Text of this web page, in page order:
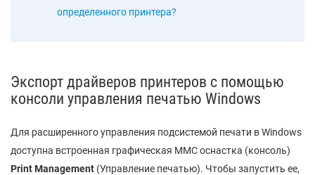
определенного принтера?
Экспорт драйверов принтеров с помощью
консоли управления печатью Windows
Для расширенного управления подсистемой печати в Windows
доступна встроенная графическая MMC оснастка (консоль)
Print Management (Управление печатью). Чтобы запустить ее,